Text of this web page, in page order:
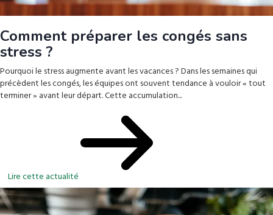
Comment préparer les congés sans
stress ?
Pourquoi le stress augmente avant les vacances ? Dans les semaines qui
précèdent les congés, les équipes ont souvent tendance à vouloir « tout
terminer » avant leur départ. Cette accumulation...
Lire cette actualité